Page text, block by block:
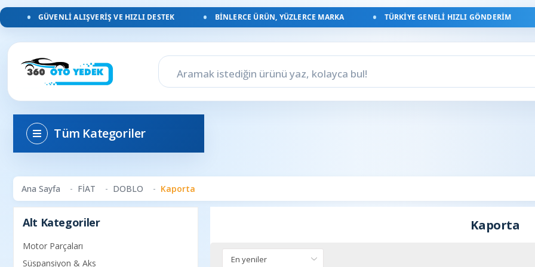
GÜVENLI ALIŞVERIŞ VE HIZLI DESTEK BINLERCE ÜRÜN, YÜZLERCE MARKA TÜRKIYE GENELI HIZLI GÖNDERIM
Tüm Kategoriler
Ana Sayfa FİAT DOBLO Kaporta
Alt Kategoriler
Motor Parçaları
Süspansiyon & Aks
Kaporta